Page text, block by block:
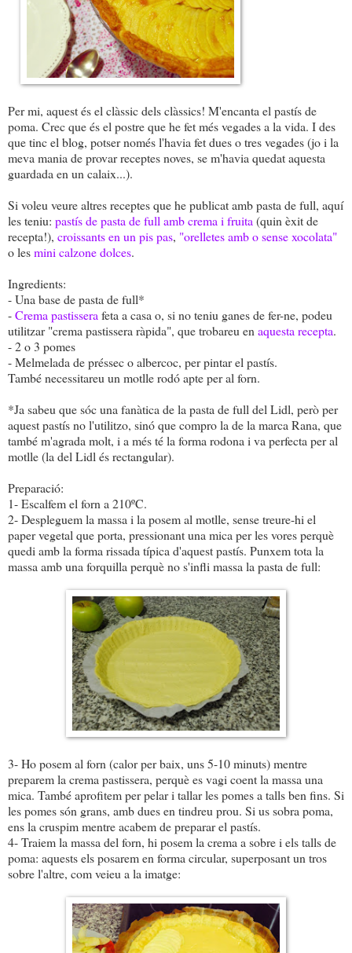
Per mi, aquest és el clàssic dels clàssics! M'encanta el pastís de
poma. Crec que és el postre que he fet més vegades a la vida. I des
que tinc el blog, potser només l'havia fet dues o tres vegades (jo i la
meva mania de provar receptes noves, se m'havia quedat aquesta
guardada en un calaix...).
Si voleu veure altres receptes que he publicat amb pasta de full, aquí
les teniu: pastís de pasta de full amb crema i fruita(quin èxit de
recepta!), croissants en un pis pas, "orelletes amb o sense xocolata"
o lesmini calzone dolces.
Ingredients:
- Una base de pasta de full*
-Crema pastisserafeta a casa o, si no teniu ganes de fer-ne, podeu
utilitzar "crema pastissera ràpida", que trobareu enaquesta recepta.
- 2 o 3 pomes
- Melmelada de préssec o albercoc, per pintar el pastís.
També necessitareu un motlle rodó apte per al forn.
*Ja sabeu que sóc una fanàtica de la pasta de full del Lidl, però per
aquest pastís no l'utilitzo, sinó que compro la de la marca Rana, que
també m'agrada molt, i a més té la forma rodona i va perfecta per al
motlle (la del Lidl és rectangular).
Preparació:
1- Escalfem el forn a 210ºC.
2- Despleguem la massa i la posem al motlle, sense treure-hi el
paper vegetal que porta, pressionant una mica per les vores perquè
quedi amb la forma rissada típica d'aquest pastís. Punxem tota la
massa amb una forquilla perquè no s'infli massa la pasta de full:
3- Ho posem al forn (calor per baix, uns 5-10 minuts) mentre
preparem la crema pastissera, perquè es vagi coent la massa una
mica. També aprofitem per pelar i tallar les pomes a talls ben fins. Si
les pomes són grans, amb dues en tindreu prou. Si us sobra poma,
ens la cruspim mentre acabem de preparar el pastís.
4- Traiem la massa del forn, hi posem la crema a sobre i els talls de
poma: aquests els posarem en forma circular, superposant un tros
sobre l'altre, com veieu a la imatge: